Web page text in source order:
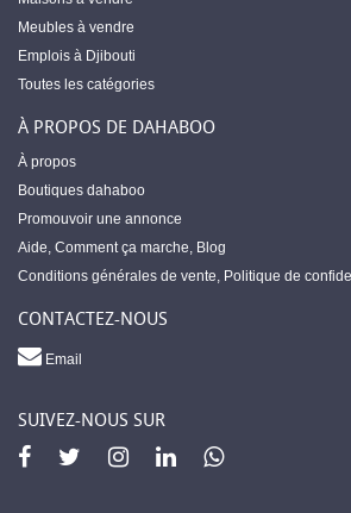
Meubles à vendre
Emplois à Djibouti
Toutes les catégories
À PROPOS DE DAHABOO
À propos
Boutiques dahaboo
Promouvoir une annonce
Aide, Comment ça marche, Blog
Conditions générales de vente, Politique de
CONTACTEZ-NOUS
Email
SUIVEZ-NOUS SUR